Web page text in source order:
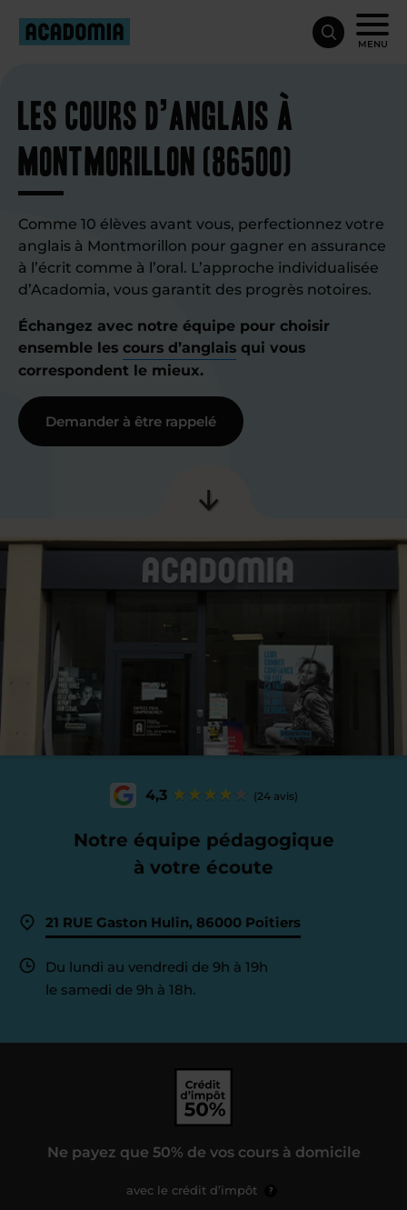
MENU
Les cours d’anglais à
Montmorillon (86500)
Comme 10 élèves avant vous, perfectionnez votre
anglais à Montmorillon pour gagner en assurance
à l’écrit comme à l’oral. L’approche individualisée
d’Acadomia, vous garantit des progrès notoires.
Échangez avec notre équipe pour choisir
ensemble les cours d’anglais qui vous
correspondent le mieux.
Demander à être rappelé
4,3 (24 avis)
Notre équipe pédagogique
à votre écoute
21 RUE Gaston Hulin, 86000 Poitiers
Du lundi au vendredi de 9h à 19h
le samedi de 9h à 18h.
Ne payez que 50% de vos cours à domicile
avec le crédit d’impôt ?